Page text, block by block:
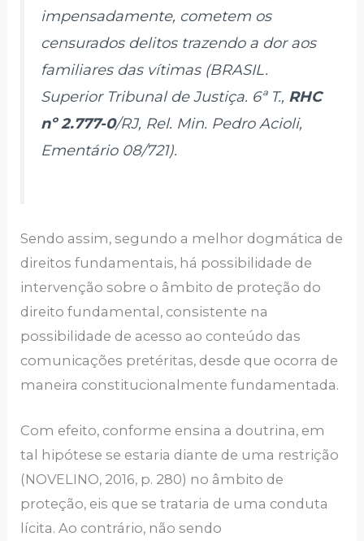
impensadamente, cometem os
censurados delitos trazendo a dor aos
familiares das vítimas (BRASIL.
Superior Tribunal de Justiça. 6ª T., RHC
nº 2.777-0/RJ, Rel. Min. Pedro Acioli,
Ementário 08/721).
Sendo assim, segundo a melhor dogmática de
direitos fundamentais, há possibilidade de
intervenção sobre o âmbito de proteção do
direito fundamental, consistente na
possibilidade de acesso ao conteúdo das
comunicações pretéritas, desde que ocorra de
maneira constitucionalmente fundamentada.
Com efeito, conforme ensina a doutrina, em
tal hipótese se estaria diante de uma restrição
(NOVELINO, 2016, p. 280) no âmbito de
proteção, eis que se trataria de uma conduta
lícita. Ao contrário, não sendo